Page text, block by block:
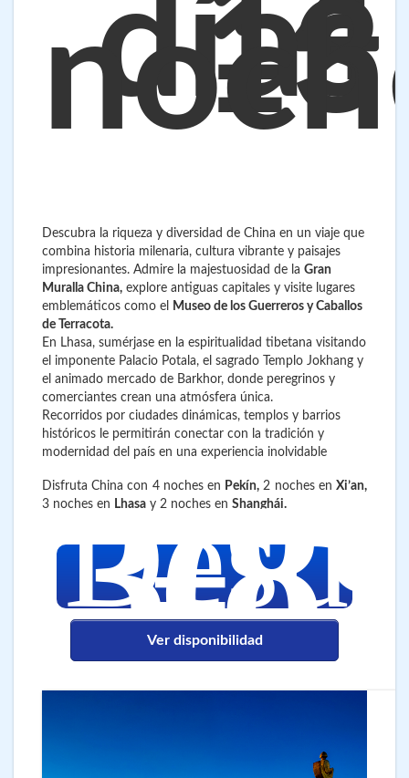
VUELOS A SHARM
14
13
Descubra la riqueza y diversidad de China en un viaje que
combina historia milenaria, cultura vibrante y paisajes
impresionantes. Admire la majestuosidad de la Gran
Muralla China, explore antiguas capitales y visite lugares
emblemáticos como el
Museo de los Guerreros y Caballos
de Terracota.
En Lhasa, sumérjase en la espiritualidad tibetana visitando
el imponente Palacio Potala, el sagrado Templo Jokhang y
el animado mercado de Barkhor, donde peregrinos y
comerciantes crean una atmósfera única.
Recorridos por ciudades dinámicas, templos y barrios
históricos le permitirán conectar con la tradición y
modernidad del país en una experiencia inolvidable
Disfruta China con 4 noches en Pekín, 2 noches enXi’an,
3 noches en Lhasa y 2 noches en Shanghái.
Desde
€
Ver disponibilidad